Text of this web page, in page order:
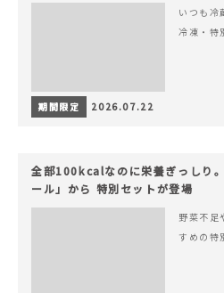
いつも冷
冷凍・特
期間限定 2026.07.22
全部100kcalなのに栄養ぎっしり
ール」から 特別セットが登場
野菜不足
すめの特